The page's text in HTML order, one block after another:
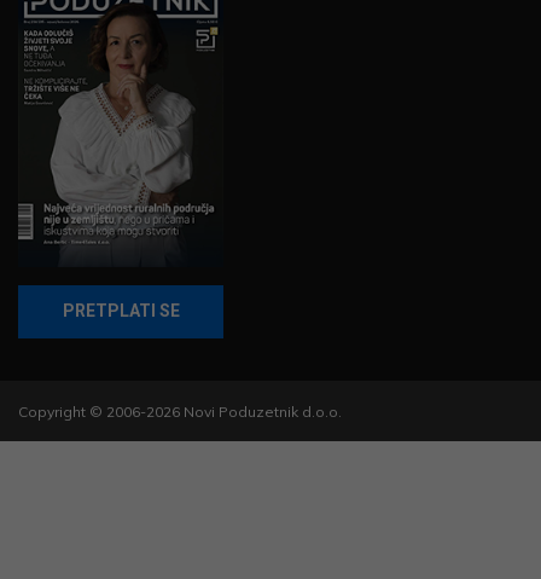
PRETPLATI SE
Copyright © 2006-2026 Novi Poduzetnik d.o.o.